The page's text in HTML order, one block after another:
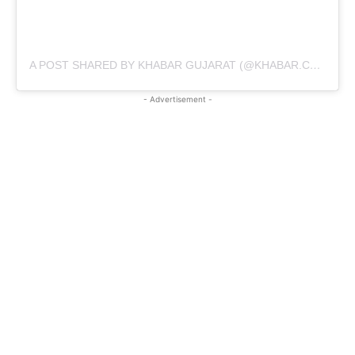
A POST SHARED BY KHABAR GUJARAT (@KHABAR.COMMUNICATION)
- Advertisement -